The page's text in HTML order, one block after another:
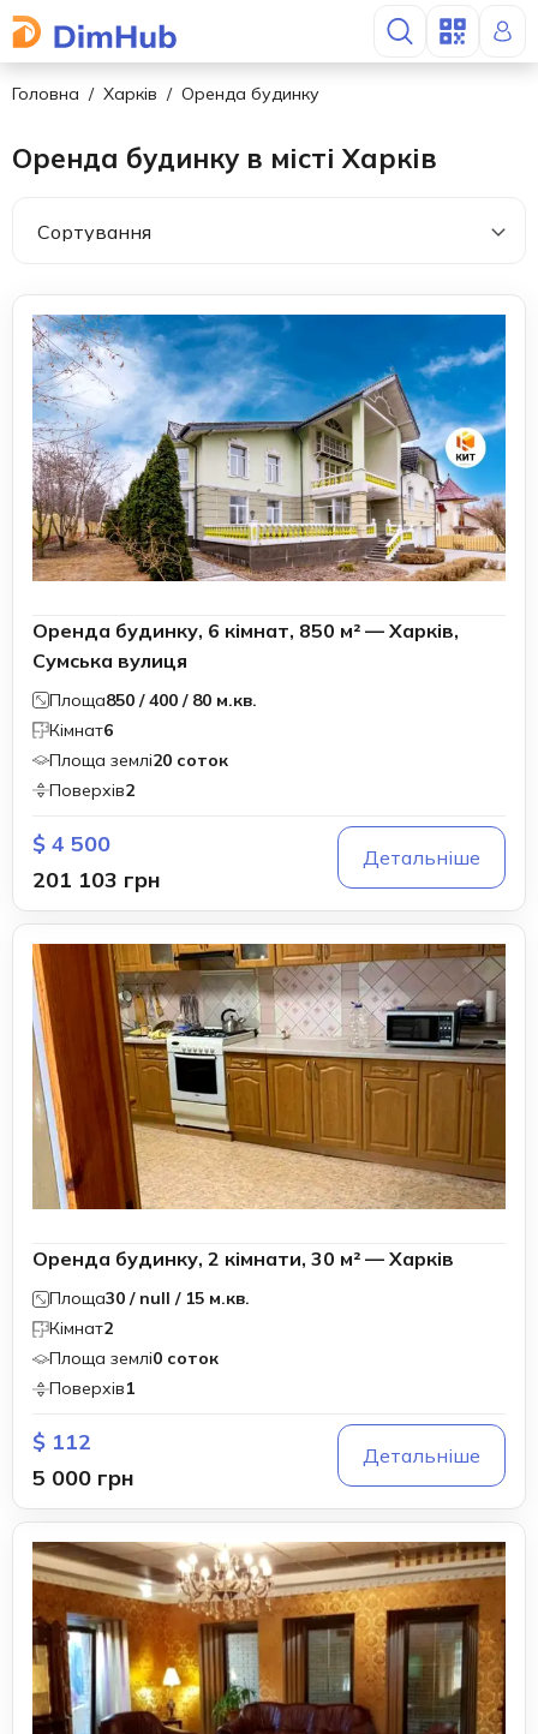
Головна Харків Оренда будинку
Оренда будинку в місті Харків
Оренда будинку, 6 кімнат, 850 м² — Харків,
Сумська вулиця
Площа850 / 400 / 80 м.кв.
Кімнат6
Площа землі20 соток
Поверхів2
$ 4 500
201 103 грн
Детальніше
Оренда будинку, 2 кімнати, 30 м² — Харків
Площа30 / null / 15 м.кв.
Кімнат2
Площа землі0 соток
Поверхів1
$ 112
5 000 грн
Детальніше